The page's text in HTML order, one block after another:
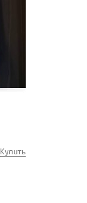
Купить